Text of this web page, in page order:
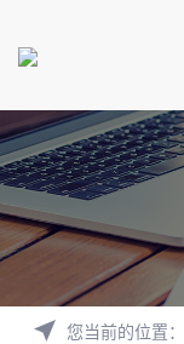
您当前的位置：